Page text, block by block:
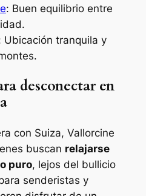
: Buen equilibrio entre
Ubicación tranquila y
desconectar en
con Suiza, Vallorcine
buscan relajarse
puro, lejos del bullicio
senderistas y